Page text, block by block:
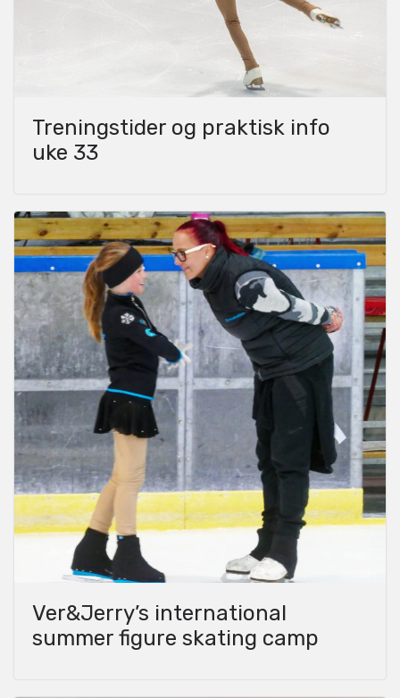
Treningstider og praktisk info
uke 33
Ver&Jerry’s international
summer figure skating camp